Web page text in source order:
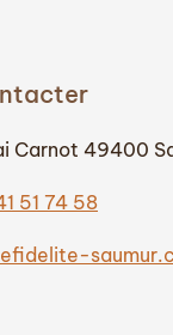
Carnot 49400
51 74 58